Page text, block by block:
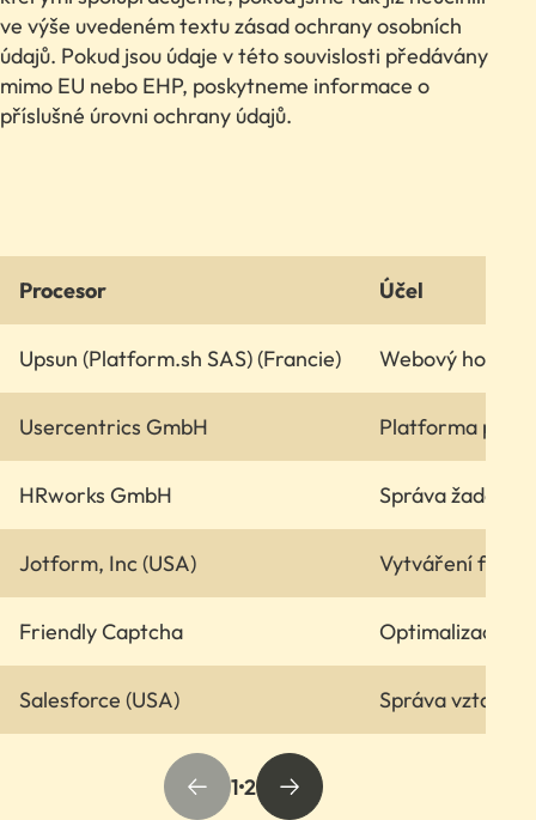
ve výše uvedeném textu zásad ochrany osobních
údajů. Pokud jsou údaje v této souvislosti předávány
mimo EU nebo EHP, poskytneme informace o
příslušné úrovni ochrany údajů.
Procesor Účel
Upsun (Platform.sh SAS) (Francie) Webový
Usercentrics GmbH Platforma pro
HRworks GmbH Správa žadatelů
Jotform, Inc (USA) Vytváření
Friendly Captcha Optimalizace
Salesforce (USA) Správa vztahů
12